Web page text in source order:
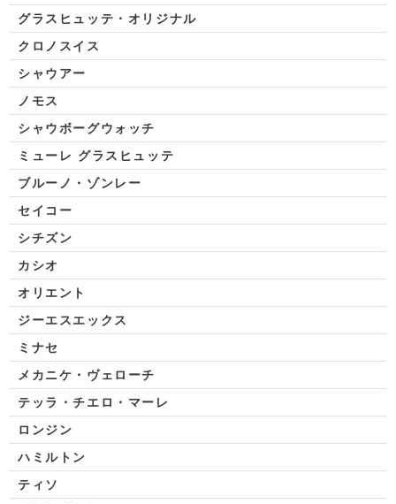
グラスヒュッテ・オリジナル
クロノスイス
シャウアー
ノモス
シャウボーグウォッチ
ミューレ グラスヒュッテ
ブルーノ・ゾンレー
セイコー
シチズン
カシオ
オリエント
ジーエスエックス
ミナセ
メカニケ・ヴェローチ
テッラ・チエロ・マーレ
ロンジン
ハミルトン
ティソ